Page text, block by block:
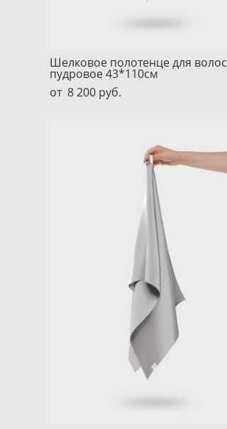
Шелковое полотенце для волос
пудровое 43*110см
от 8 200 pуб.